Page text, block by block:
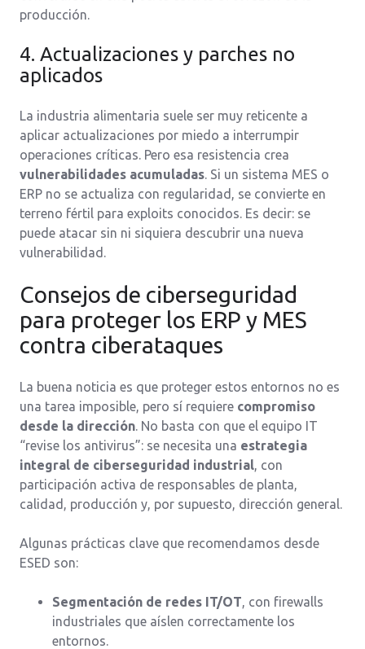
producción.
4. Actualizaciones y parches no
aplicados
La industria alimentaria suele ser muy reticente a
aplicar actualizaciones por miedo a interrumpir
operaciones críticas. Pero esa resistencia crea
vulnerabilidades acumuladas. Si un sistema MES o
ERP no se actualiza con regularidad, se convierte en
terreno fértil para exploits conocidos. Es decir: se
puede atacar sin ni siquiera descubrir una nueva
vulnerabilidad.
Consejos de ciberseguridad
para proteger los ERP y MES
contra ciberataques
La buena noticia es que proteger estos entornos no es
una tarea imposible, pero sí requiere compromiso
desde la dirección. No basta con que el equipo IT
“revise los antivirus”: se necesita una estrategia
integral de ciberseguridad industrial, con
participación activa de responsables de planta,
calidad, producción y, por supuesto, dirección general.
Algunas prácticas clave que recomendamos desde
ESED son:
Segmentación de redes IT/OT, con firewalls
industriales que aíslen correctamente los
entornos.